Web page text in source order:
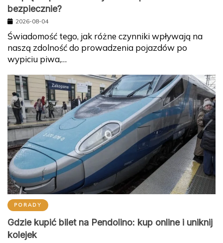
bezpiecznie?
2026-08-04
Świadomość tego, jak różne czynniki wpływają na
naszą zdolność do prowadzenia pojazdów po
wypiciu piwa,…
PORADY
Gdzie kupić bilet na Pendolino: kup online i uniknij
kolejek